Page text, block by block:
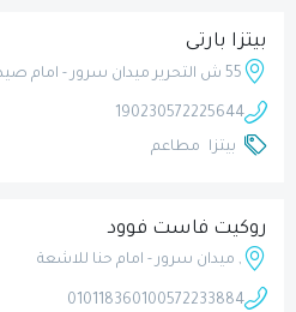
بيتزا بارتى
55 ش التحرير ميدان سرور - امام صيدلية د. احمد التمامى
0572225644
19023
بيتزا
مطاعم
روكيت فاست فوود
, ميدان سرور - امام حنا للاشعة
0572233884
01011836010